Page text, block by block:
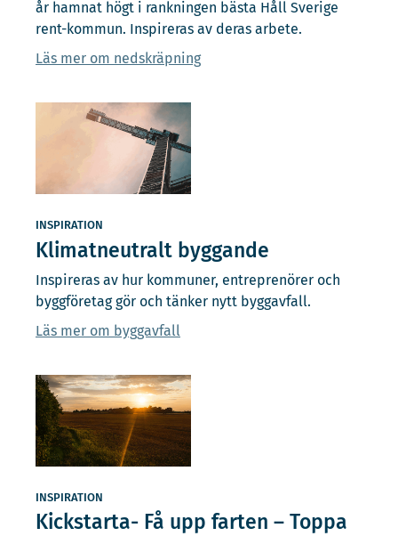
år hamnat högt i rankningen bästa Håll Sverige
rent-kommun. Inspireras av deras arbete.
Läs mer om nedskräpning
INSPIRATION
Klimatneutralt byggande
Inspireras av hur kommuner, entreprenörer och
byggföretag gör och tänker nytt byggavfall.
Läs mer om byggavfall
INSPIRATION
Kickstarta- Få upp farten – Toppa